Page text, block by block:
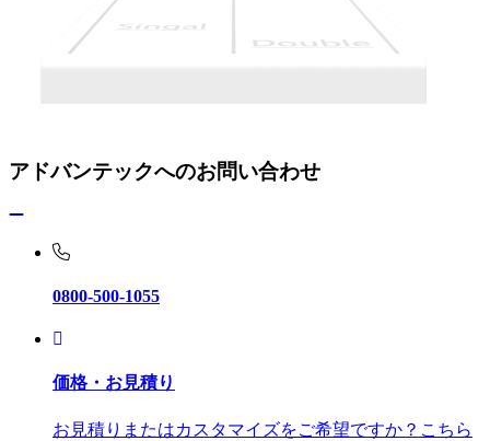
アドバンテックへのお問い合わせ
0800-500-1055
価格・お見積り
お見積りまたはカスタマイズをご希望ですか？こちら